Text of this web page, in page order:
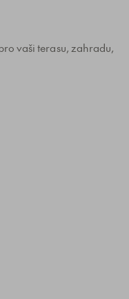
vaši terasu, zahradu,